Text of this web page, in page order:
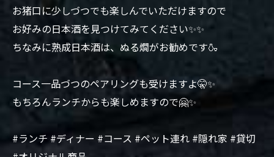
お猪口に少しづつでも楽しんでいただけますので
お好みの日本酒を見つけてみてください✨✨
ちなみに熟成日本酒は、ぬる燗がお勧めです🍶
コース一品づつのペアリングも受けますよ🤫✨
もちろんランチからも楽しめますので🤗✨
#ランチ #ディナー #コース #ペット連れ #隠れ家 #貸切